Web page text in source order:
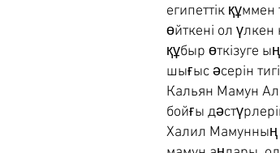
египеттік
өйткені ол
құбыр өткізуге
шығыс әсерін
Кальян Мамун
бойғы
Халил Мамунның